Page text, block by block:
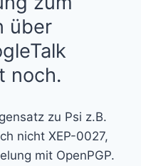
über
noch.
zu Psi z.B.
nicht XEP-0027,
mit OpenPGP.